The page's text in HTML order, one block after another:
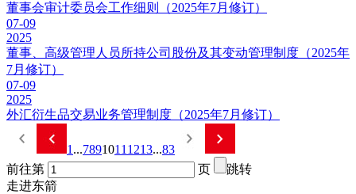
董事会审计委员会工作细则（2025年7月修订）
07-09
2025
董事、高级管理人员所持公司股份及其变动管理制度（2025年
7月修订）
07-09
2025
外汇衍生品交易业务管理制度（2025年7月修订）
1 ...7891011 1213...83
前往第
页
跳转
走进东箭